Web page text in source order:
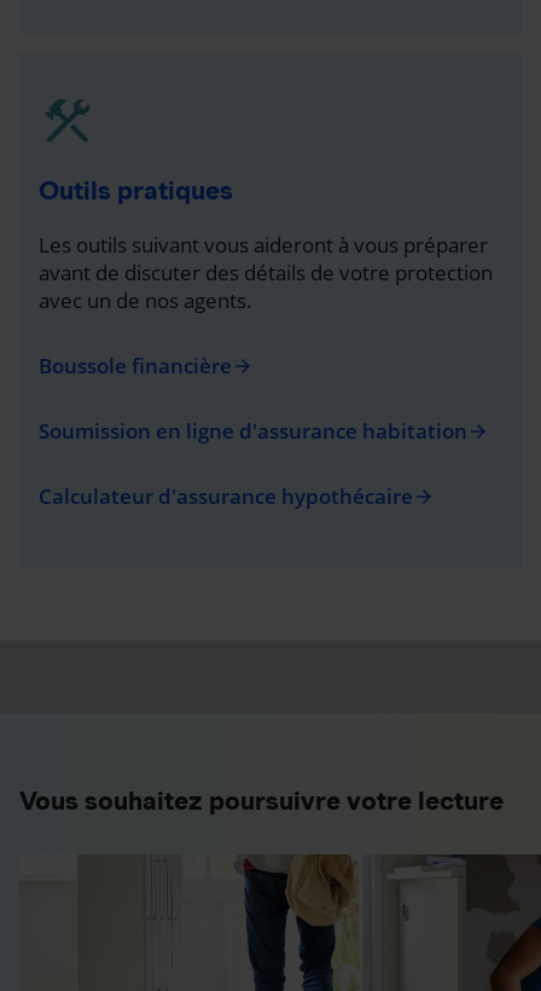
Outils pratiques
Les outils suivant vous aideront à vous préparer
avant de discuter des détails de votre protection
avec un de nos agents.
Boussole financière arrow_forward
Soumission en ligne d'assurance habitation arrow_forward
Calculateur d'assurance hypothécaire arrow_forward
Vous souhaitez poursuivre votre lecture